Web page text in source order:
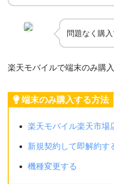
問題なく購入
楽天モバイルで端末のみ購
端末のみ購入する方法
楽天モバイル楽天市場
新規契約して即解約す
機種変更する